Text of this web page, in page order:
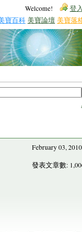
Welcome! 登入
寶百科 美寶論壇 美寶落
February 03,
發表文章數: